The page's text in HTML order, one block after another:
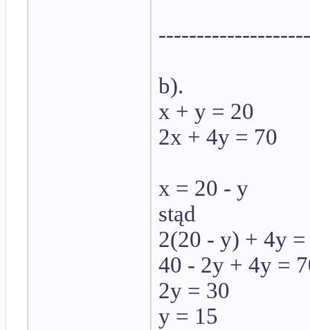
b).
x + y = 20
2x + 4y = 70
x = 20 - y
stąd
2(20 - y) + 4y
40 - 2y + 4y =
2y = 30
y = 15